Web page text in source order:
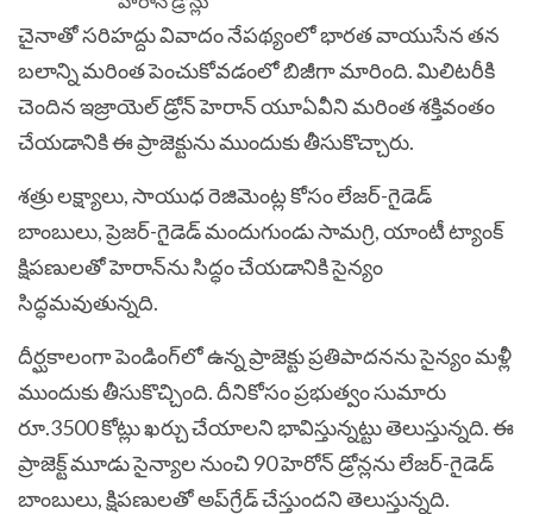
చైనాతో సరిహద్దు వివాదం నేపథ్యంలో భారత వాయుసేన తన
బలాన్ని మరింత పెంచుకోవడంలో బిజీగా మారింది. మిలిటరీకి
చెందిన ఇజ్రాయెల్ డ్రోన్ హెరాన్ యూఏవీని మరింత శక్తివంతం
చేయడానికి ఈ ప్రాజెక్టును ముందుకు తీసుకొచ్చారు.
శత్రు లక్ష్యాలు, సాయుధ రెజిమెంట్ల కోసం లేజర్-గైడెడ్
బాంబులు, ప్రెజర్-గైడెడ్ మందుగుండు సామగ్రి, యాంటీ ట్యాంక్
క్షిపణులతో హెరాన్‌ను సిద్ధం చేయడానికి సైన్యం
సిద్ధమవుతున్నది.
దీర్ఘకాలంగా పెండింగ్‌లో ఉన్న ప్రాజెక్టు ప్రతిపాదనను సైన్యం మళ్లీ
ముందుకు తీసుకొచ్చింది. దీనికోసం ప్రభుత్వం సుమారు
రూ.3500 కోట్లు ఖర్చు చేయాలని భావిస్తున్నట్టు తెలుస్తున్నది. ఈ
ప్రాజెక్ట్ మూడు సైన్యాల నుంచి 90 హెరోన్ డ్రోన్లను లేజర్-గైడెడ్
బాంబులు, క్షిపణులతో అప్‌గ్రేడ్ చేస్తుందని తెలుస్తున్నది.